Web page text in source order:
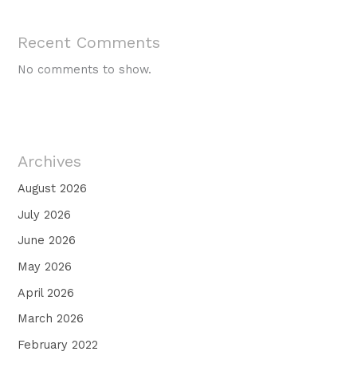
Recent Comments
No comments to show.
Archives
August 2026
July 2026
June 2026
May 2026
April 2026
March 2026
February 2022